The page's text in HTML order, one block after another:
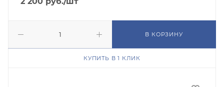
В КОРЗИНУ
КУПИТЬ В 1 КЛИК